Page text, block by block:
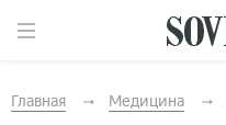
Главная Медицина